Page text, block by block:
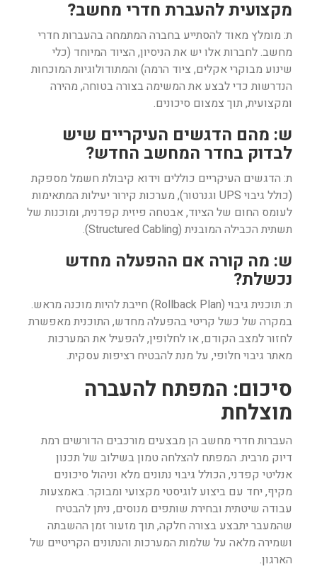
מקצועית להעברת חדרי מחשב?
ת: מומלץ מאוד להסתייע בחברה המתמחה בהעברות חדרי
מחשב. לחברות אלו יש את הניסיון, הציוד המיוחד (כלי
שינוע מבוקרי אקלים, ציוד הרמה) והמתודולוגיות המוכחות
הנדרשות כדי לבצע את המשימה בצורה בטוחה, מהירה
ומקצועית, תוך צמצום סיכונים.
ש: מהם הדגשים העיקריים שיש
לבדוק בחדר המחשב החדש?
ת: הדגשים העיקריים כוללים וידוא קיבולת חשמל מספקת
(כולל גיבוי UPS וגנרטור), מערכות קירור יעילות המתאימות
לעומס החום של הציוד, אבטחה פיזית קפדנית, ומוכנות של
תשתית הכבילה המובנית (Structured Cabling).
ש: מה קורה אם ההפעלה מחדש
נכשלת?
ת: תוכנית גיבוי (Rollback Plan) חייבת להיות מוכנה מראש.
במקרה של כשל קריטי בהפעלה מחדש, התוכנית מאפשרת
לחזור למצב הקודם, או לחלופין, להפעיל את המערכות
מאתר גיבוי חלופי, על מנת להבטיח רציפות עסקית.
סיכום: המפתח להעברה
מוצלחת
העברות חדרי מחשב הן מבצעים מורכבים הדורשים רמת
דיוק מרבית. המפתח להצלחה טמון בשילוב של תכנון
אנליטי קפדני, הכולל גיבוי נתונים מלא וניהול סיכונים
מקיף, יחד עם ביצוע לוגיסטי מקצועי ומבוקר. באמצעות
עבודה שיטתית ובחירת שותפים מנוסים, ניתן להבטיח
שהמעבר יתבצע בצורה חלקה, תוך מזעור זמן ההשבתה
ושמירה מלאה על שלמות המערכות והנתונים הקריטיים של
הארגון.